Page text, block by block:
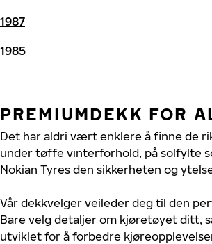
1987
1985
PREMIUMDEKK FOR
Det har aldri vært enklere å finne de
under tøffe vinterforhold, på solfylte
Nokian Tyres den sikkerheten og
Vår dekkvelger veileder deg til den
Bare velg detaljer om kjøretøyet ditt,
utviklet for å forbedre